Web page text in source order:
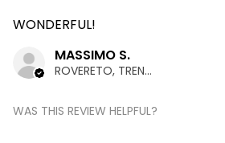
WONDERFUL!
MASSIMO S.
ROVERETO, TRENTINO
WAS THIS REVIEW HELPFUL?